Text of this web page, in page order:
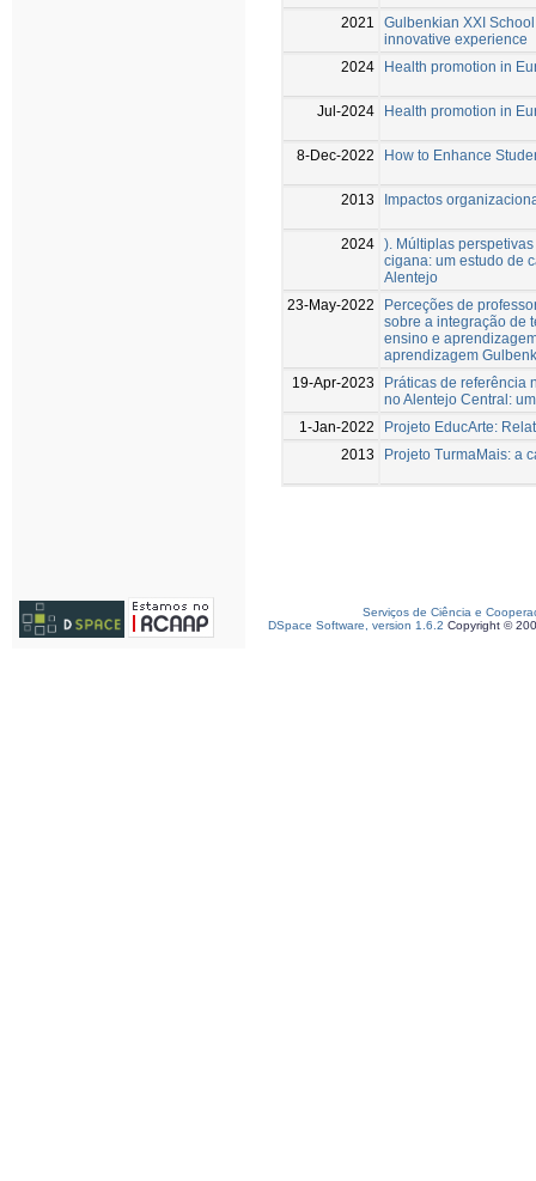
2021
Gulbenkian XXI
innovative experience
2024
Health promotion in
Jul-2024 Health promotion in
8-Dec-2022 How to Enhance
2013 Impactos
2024 ). Múltiplas
cigana: um estudo de
Alentejo
23-May-2022
Perceções de
sobre a integração de
ensino e
aprendizagem
19-Apr-2023
Práticas de referência
no Alentejo Central:
1-Jan-2022
Projeto EducArte:
2013
Projeto TurmaMais: a
Serviços de Ciência e
DSpace Software, version 1.6.2 Copyright ©